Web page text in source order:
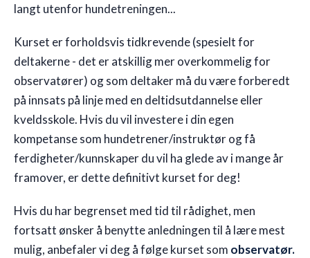
langt utenfor hundetreningen...
Kurset er forholdsvis tidkrevende (spesielt for
deltakerne - det er atskillig mer overkommelig for
observatører) og som deltaker må du være forberedt
på innsats på linje med en deltidsutdannelse eller
kveldsskole. Hvis du vil investere i din egen
kompetanse som hundetrener/instruktør og få
ferdigheter/kunnskaper du vil ha glede av i mange år
framover, er dette definitivt kurset for deg!
Hvis du har begrenset med tid til rådighet, men
fortsatt ønsker å benytte anledningen til å lære mest
mulig, anbefaler vi deg å følge kurset som observatør.